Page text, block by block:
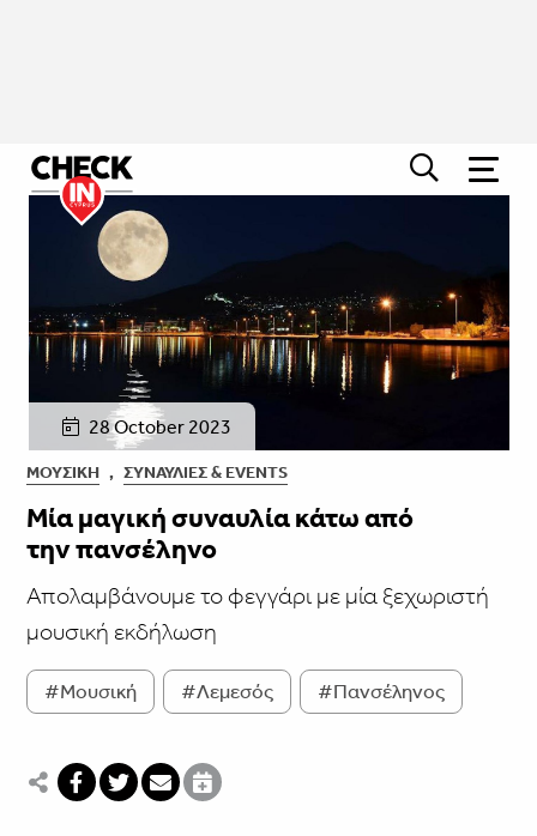
28 October 2023
ΜΟΥΣΙΚΉ , ΣΥΝΑΥΛΊΕΣ & EVENTS
Μία μαγική συναυλία κάτω από
την πανσέληνο
Απολαμβάνουμε το φεγγάρι με μία ξεχωριστή
μουσική εκδήλωση
#Μουσική #Λεμεσός #Πανσέληνος